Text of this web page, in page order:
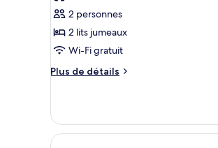
pour
ce
type
de
chambre :
(Double)
2 personnes
2 lits jumeaux
Wi-Fi gratuit
Plus de détails
Plus
Chambre
Standard